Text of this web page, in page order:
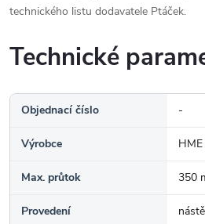
technického listu dodavatele Ptáček.
Technické
Objednací číslo -
Výrobce HME
Max. průtok 350
Provedení